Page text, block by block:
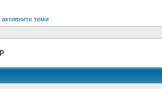
теми